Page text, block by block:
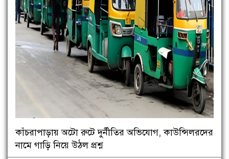
কাঁচরাপাড়ায় অটো রুটে দুর্নীতির অভিযোগ, কাউন্সিলরদের
নামে গাড়ি নিয়ে উঠল প্রশ্ন